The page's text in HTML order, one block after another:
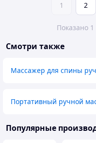
1 2
Показано
Смотри также
Массажер для спины
Портативный ручной
Популярные